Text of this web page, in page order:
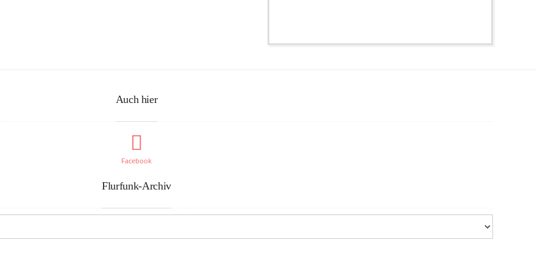
Auch hier
Facebook
Flurfunk-Archiv